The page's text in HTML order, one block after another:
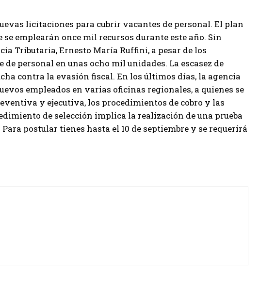
licitaciones para cubrir vacantes de personal. El plan
emplearán once mil recursos durante este año. Sin
Tributaria, Ernesto María Ruffini, a pesar de los
personal en unas ocho mil unidades. La escasez de
contra la evasión fiscal. En los últimos días, la agencia
empleados en varias oficinas regionales, a quienes se
y ejecutiva, los procedimientos de cobro y las
de selección implica la realización de una prueba
postular tienes hasta el 10 de septiembre y se requerirá